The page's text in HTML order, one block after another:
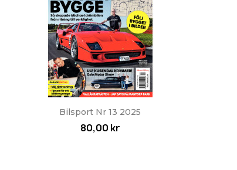
Snabbvy
Bilsport Nr 13 2025
80,00 kr